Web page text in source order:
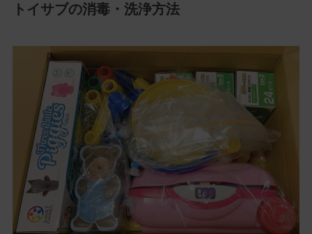
トイサブの消毒・洗浄方法